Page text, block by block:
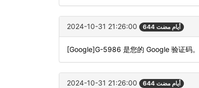
2024-10-31 21:26:00 644 أيام مضت
[Google]G-5986 是您的 Google 验证码。
2024-10-31 21:26:00 644 أيام مضت